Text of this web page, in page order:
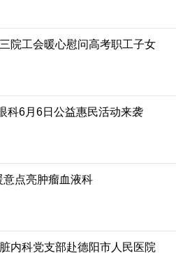
院工会暖心慰问高考职工子女
科6月6日公益惠民活动来袭
意点亮肿瘤血液科
内科党支部赴德阳市人民医院